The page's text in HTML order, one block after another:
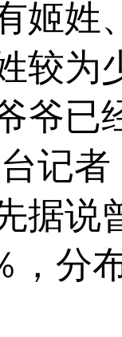
姬姓
较为
爷已
记
据说
，分